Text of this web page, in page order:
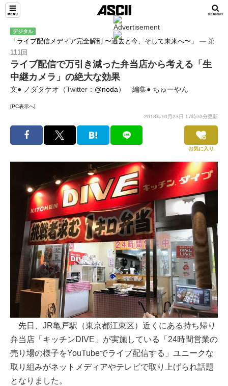
デジタル
「ライブ配信メディア完全解剖 〜過去と今、そして未来へ〜」 ― 第
111回
ライブ配信で万引き減った弁当店から考える「生
中継カメラ」の絶大な効果
文● ノダタケオ（Twitter： @noda） 編集● ちゅーやん
[PC表示へ]
2018年10月23日 17時00分更新
お気に入り
先日、JR亀戸駅（東京都江東区）近くにある持ち帰り
弁当店「キッチンDIVE」が実施している「24時間営業の
売り場の様子をYouTubeでライブ配信する」ユニークな
取り組みがネットメディアやテレビで取り上げられ話題
となりました。